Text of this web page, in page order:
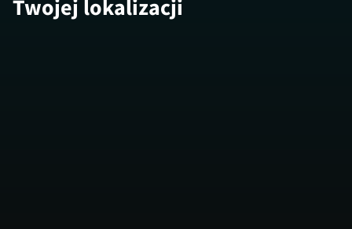
Twojej lokalizacji